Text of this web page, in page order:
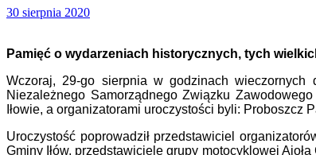
30 sierpnia 2020
Pamięć o wydarzeniach historycznych, tych
Wczoraj, 29-go sierpnia w godzinach wieczornych
Niezależnego Samorządnego Związku
Iłowie, a organizatorami uroczystości byli:
Uroczystość poprowadził przedstawiciel
Gminy Iłów, przedstawiciele grupy motocyklowej